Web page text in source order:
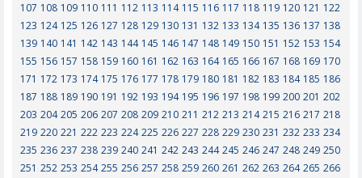
107 108 109 110 111 112 113 114 115 116 117 118 119 120 121 122
123 124 125 126 127 128 129 130 131 132 133 134 135 136 137 138
139 140 141 142 143 144 145 146 147 148 149 150 151 152 153 154
155 156 157 158 159 160 161 162 163 164 165 166 167 168 169 170
171 172 173 174 175 176 177 178 179 180 181 182 183 184 185 186
187 188 189 190 191 192 193 194 195 196 197 198 199 200 201 202
203 204 205 206 207 208 209 210 211 212 213 214 215 216 217 218
219 220 221 222 223 224 225 226 227 228 229 230 231 232 233 234
235 236 237 238 239 240 241 242 243 244 245 246 247 248 249 250
251 252 253 254 255 256 257 258 259 260 261 262 263 264 265 266